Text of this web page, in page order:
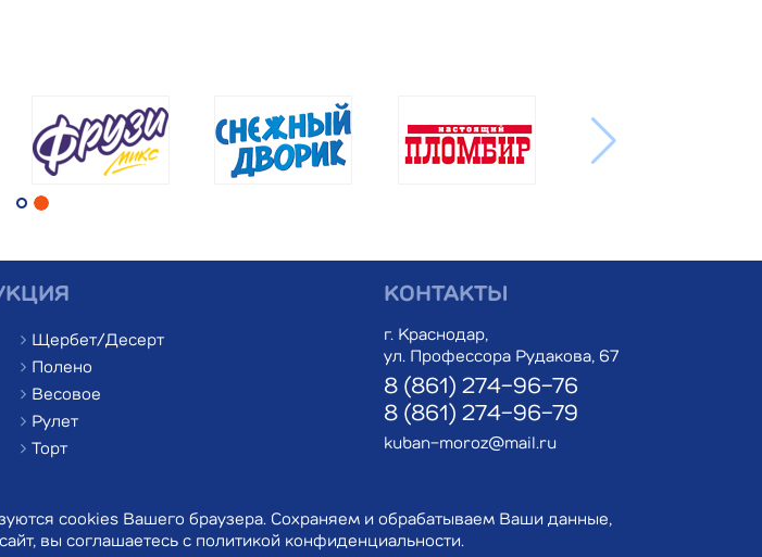
Щербет/Десерт
Полено
Весовое
Рулет
Торт
КОНТАКТЫ
г. Краснодар,
ул. Профессора Рудакова, 67
8 (861) 274-96-76
8 (861) 274-96-79
kuban-moroz@mail.ru
cookies Вашего браузера. Сохраняем и обрабатываем Ваши данные,
вы соглашаетесь с политикой конфиденциальности.